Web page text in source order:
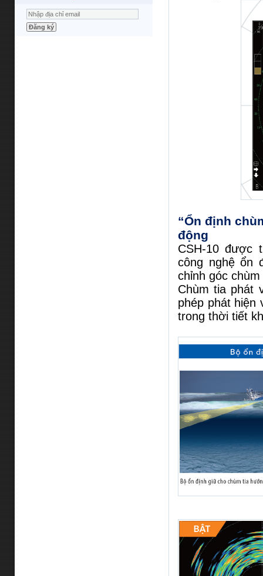
“Ổn định
động
CSH-10 được
công nghệ ổn
chỉnh góc
Chùm tia phát
phép phát hiện
trong thời tiết